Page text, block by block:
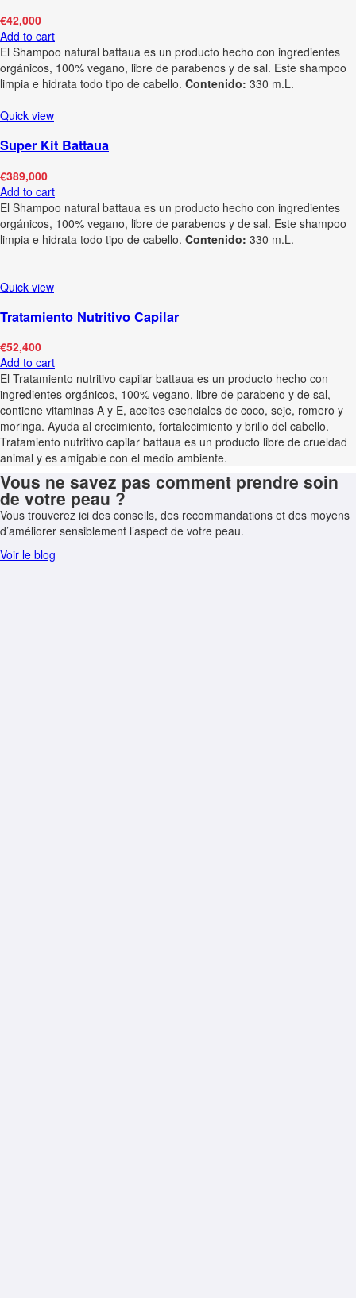
€42,000
Add to cart
El Shampoo natural battaua es un producto hecho con ingredientes
orgánicos, 100% vegano, libre de parabenos y de sal. Este shampoo
limpia e hidrata todo tipo de cabello. Contenido: 330 m.L.
Quick view
Super Kit Battaua
€389,000
Add to cart
El Shampoo natural battaua es un producto hecho con ingredientes
orgánicos, 100% vegano, libre de parabenos y de sal. Este shampoo
limpia e hidrata todo tipo de cabello. Contenido: 330 m.L.
Quick view
Tratamiento Nutritivo Capilar
€52,400
Add to cart
El Tratamiento nutritivo capilar battaua es un producto hecho con
ingredientes orgánicos, 100% vegano, libre de parabeno y de sal,
contiene vitaminas A y E, aceites esenciales de coco, seje, romero y
moringa. Ayuda al crecimiento, fortalecimiento y brillo del cabello.
Tratamiento nutritivo capilar battaua es un producto libre de crueldad
animal y es amigable con el medio ambiente.
Vous ne savez pas comment prendre soin
de votre peau ?
Vous trouverez ici des conseils, des recommandations et des moyens
d’améliorer sensiblement l’aspect de votre peau.
Voir le blog